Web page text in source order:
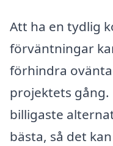
Att ha en tydlig
förväntningar
förhindra
projektets
billigaste
bästa, så det